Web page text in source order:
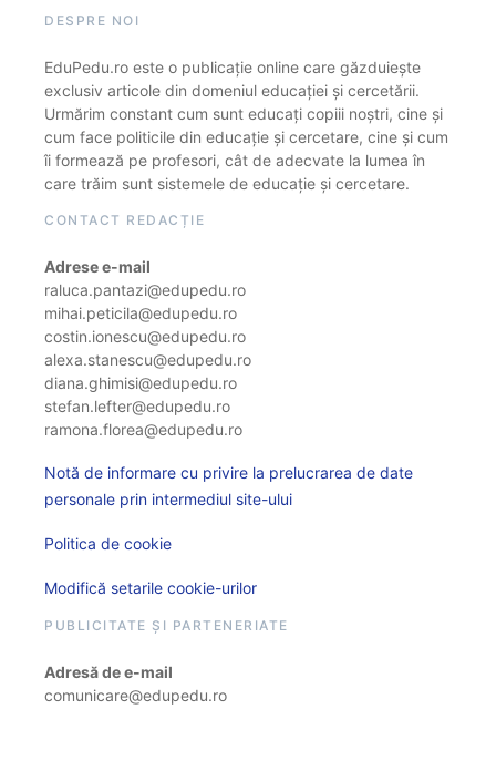
DESPRE NOI
EduPedu.ro este o publicație online care găzduiește
exclusiv articole din domeniul educației și cercetării.
Urmărim constant cum sunt educați copiii noștri, cine și
cum face politicile din educație și cercetare, cine și cum
îi formează pe profesori, cât de adecvate la lumea în
care trăim sunt sistemele de educație și cercetare.
CONTACT REDACȚIE
Adrese e-mail
raluca.pantazi@edupedu.ro
mihai.peticila@edupedu.ro
costin.ionescu@edupedu.ro
alexa.stanescu@edupedu.ro
diana.ghimisi@edupedu.ro
stefan.lefter@edupedu.ro
ramona.florea@edupedu.ro
Notă de informare cu privire la prelucrarea de date
personale prin intermediul site-ului
Politica de cookie
Modifică setarile cookie-urilor
PUBLICITATE ȘI PARTENERIATE
Adresă de e-mail
comunicare@edupedu.ro